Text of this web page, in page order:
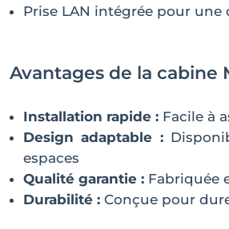
Prise LAN intégrée pour
Avantages de la cabine
Installation rapide :Facile à
Design adaptable :
espaces
Qualité garantie :Fabriquée
Durabilité :Conçue pour